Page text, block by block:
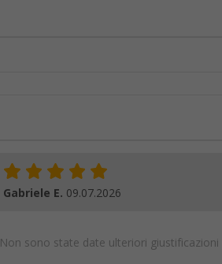
Gabriele E. 09.07.2026
Non sono state date ulteriori giustificazioni